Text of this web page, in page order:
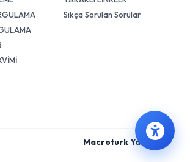
Sıkça Sorulan Sorular
Macroturk Yazılım